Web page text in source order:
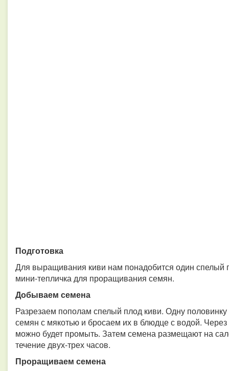
Подготовка
Для выращивания киви нам понадобится один спелый
мини-тепличка для проращивания семян.
Добываем семена
Разрезаем пополам спелый плод киви. Одну
семян с мякотью и бросаем их в блюдце с водой. Через
можно будет промыть. Затем семена размещают на
течение двух-трех часов.
Проращиваем семена